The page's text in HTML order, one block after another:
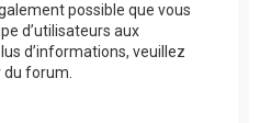
possible que vous
d’utilisateurs aux
d’informations, veuillez
du forum.